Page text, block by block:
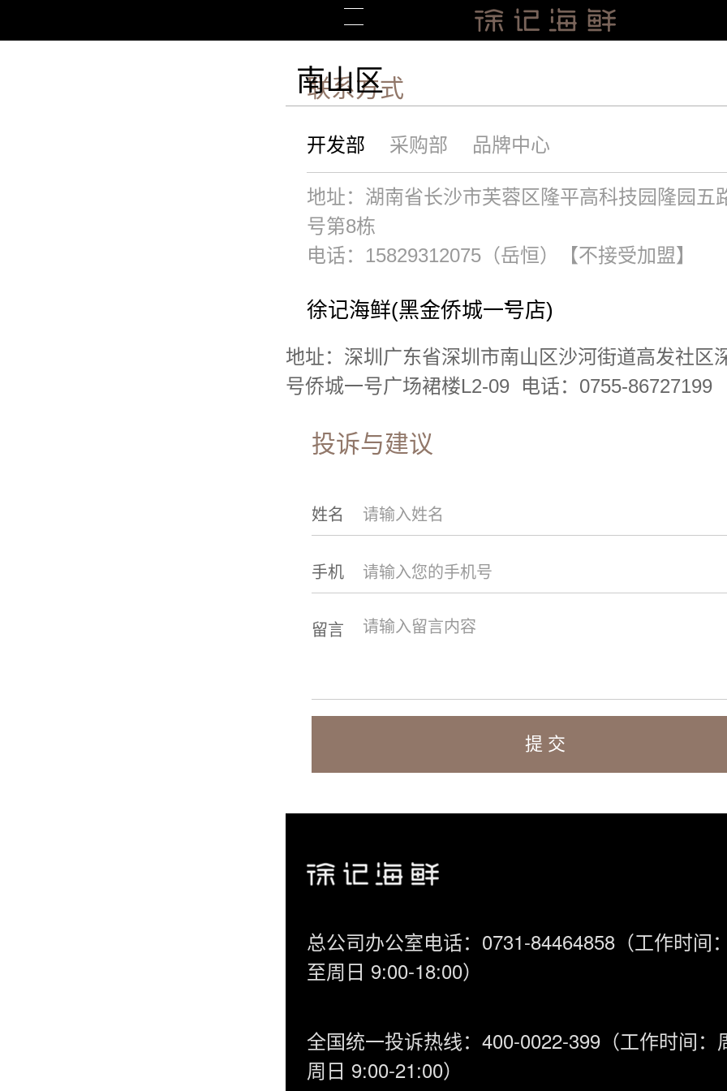
南山区
联系方式
开发部 采购部 品牌中心
地址：湖南省长沙市芙蓉区隆平高科技园隆园五
号第8栋
电话：15829312075（岳恒）【不接受加盟】
徐记海鲜(黑金侨城一号店)
地址：深圳广东省深圳市南山区沙河街道高发社区
号侨城一号广场裙楼L2-09 电话：0755-86727199
投诉与建议
姓名
手机
留言
总公司办公室电话：0731-84464858（工作时间
至周日 9:00-18:00）
全国统一投诉热线：400-0022-399（工作时间：
周日 9:00-21:00）